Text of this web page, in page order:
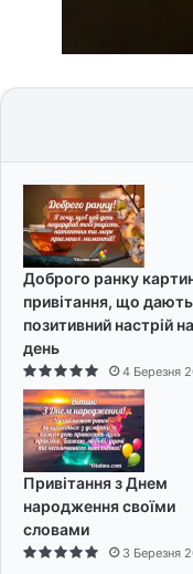
Доброго ранку
привітання, що дають
позитивний настрій
день
4 Березня
Привітання з Днем
народження своїми
словами
3 Березня